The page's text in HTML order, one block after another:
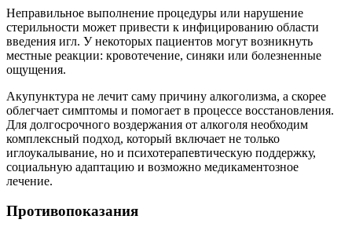
Неправильное выполнение процедуры или нарушение
стерильности может привести к инфицированию области
введения игл. У некоторых пациентов могут возникнуть
местные реакции: кровотечение, синяки или болезненные
ощущения.
Акупунктура не лечит саму причину алкоголизма, а скорее
облегчает симптомы и помогает в процессе восстановления.
Для долгосрочного воздержания от алкоголя необходим
комплексный подход, который включает не только
иглоукалывание, но и психотерапевтическую поддержку,
социальную адаптацию и возможно медикаментозное
лечение.
Противопоказания